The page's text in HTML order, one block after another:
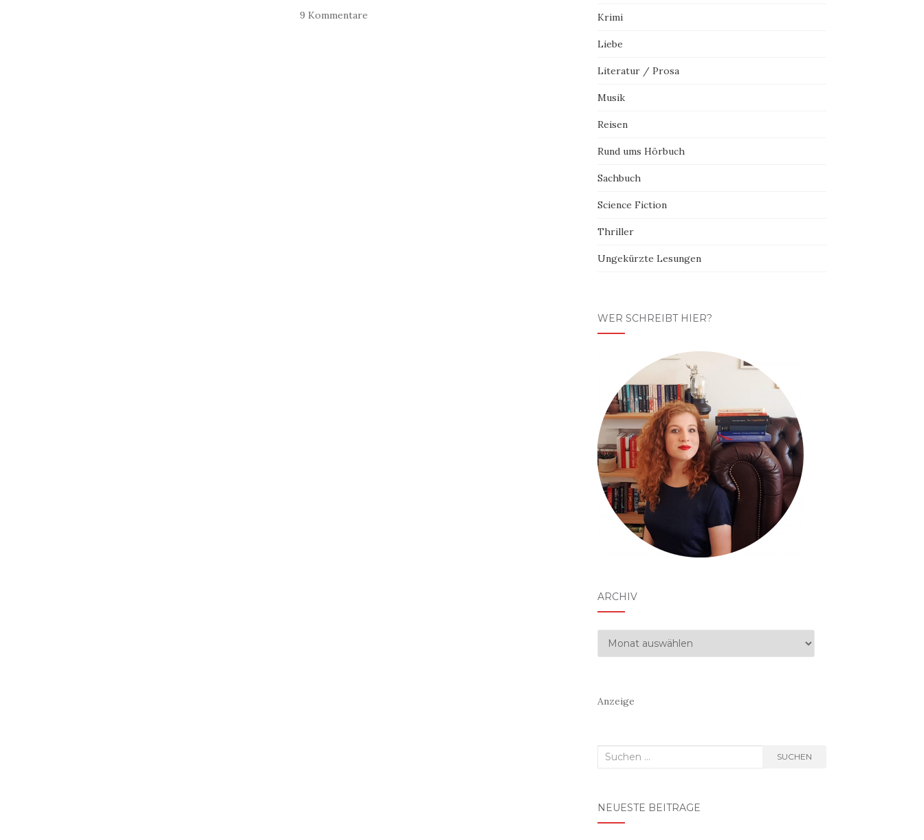
9 Kommentare Krimi
Liebe
Literatur / Prosa
Musik
Reisen
Rund ums Hörbuch
Sachbuch
Science Fiction
Thriller
Ungekürzte Lesungen
WER SCHREIBT HIER?
ARCHIV
Archiv
Anzeige
Suchen
SUCHEN
NEUESTE BEITRÄGE